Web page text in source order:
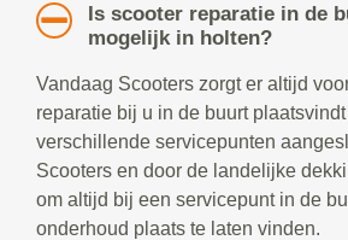
Is scooter reparatie in de
mogelijk in holten?
Vandaag Scooters zorgt er altijd
reparatie bij u in de buurt
verschillende servicepunten
Scooters en door de landelijke
om altijd bij een servicepunt in de
onderhoud plaats te laten vinden.